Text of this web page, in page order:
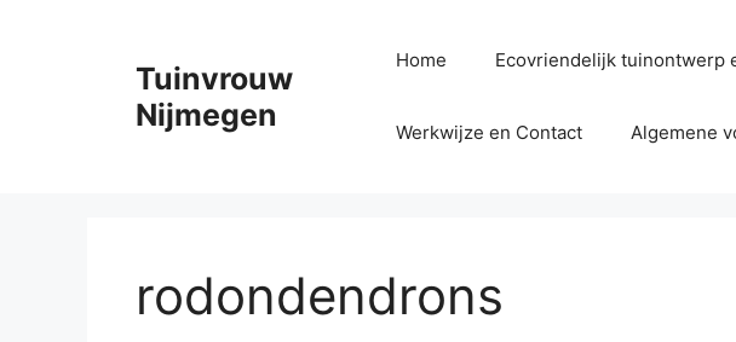
Tuinvrouw
Nijmegen
Home Ecovriendelijk tuinontwerp
Werkwijze en Contact Algemene
rodondendrons